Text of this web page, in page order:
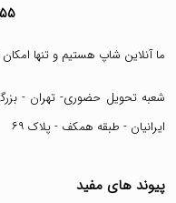
ما آنلاین شاپ هستیم و تنها
شعبه تحویل حضوری- تهران -
ایرانیان - طبقه همکف - پلاک ۶۹
پیوند های مفید